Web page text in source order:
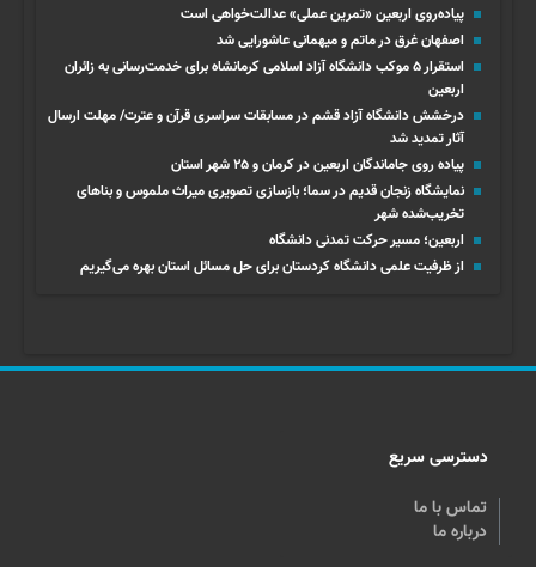
پیاده‌روی اربعین «تمرین عملی» عدالت‌خواهی است
اصفهان غرق در ماتم و میهمانی عاشورایی شد
استقرار ۵ موکب دانشگاه آزاد اسلامی کرمانشاه برای خدمت‌رسانی به زائران
اربعین
درخشش دانشگاه آزاد قشم در مسابقات سراسری قرآن و عترت/ مهلت ارسال
آثار تمدید شد
پیاده روی جاماندگان اربعین در کرمان و ۲۵ شهر استان
نمایشگاه زنجان قدیم در سما؛ بازسازی تصویری میراث ملموس و بناهای
تخریب‌شده شهر
اربعین؛ مسیر حرکت تمدنی دانشگاه
از ظرفیت علمی دانشگاه کردستان برای حل مسائل استان بهره می‌گیریم
دسترسی سریع
تماس با ما
درباره ما